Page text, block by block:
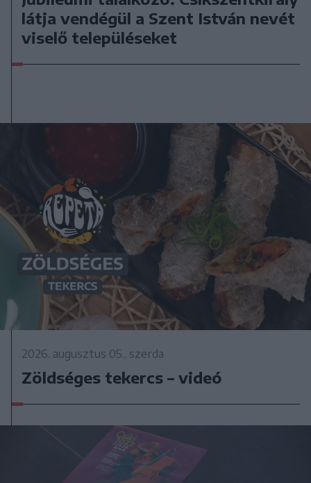
látja vendégül a Szent István nevét
viselő településeket
2026. augusztus 05., szerda
Zöldséges tekercs – videó